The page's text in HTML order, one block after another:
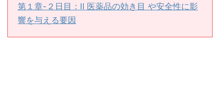
第１章-２日目：Ⅱ 医薬品の効き目 や安全性に影
響を与える要因